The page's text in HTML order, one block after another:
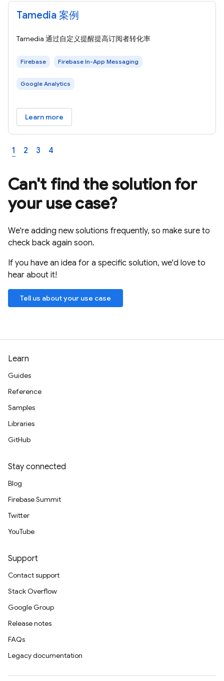
Tamedia 案例
Tamedia 通过自定义提醒提高订阅者转化率
Firebase Firebase In-App Messaging
Google Analytics
Learn more
1 2 3 4
Can't find the solution for
your use case?
We're adding new solutions frequently, so make sure to
check back again soon.
If you have an idea for a specific solution, we'd love to
hear about it!
Tell us about your use case
Learn
Guides
Reference
Samples
Libraries
GitHub
Stay connected
Blog
Firebase Summit
Twitter
YouTube
Support
Contact support
Stack Overflow
Google Group
Release notes
FAQs
Legacy documentation